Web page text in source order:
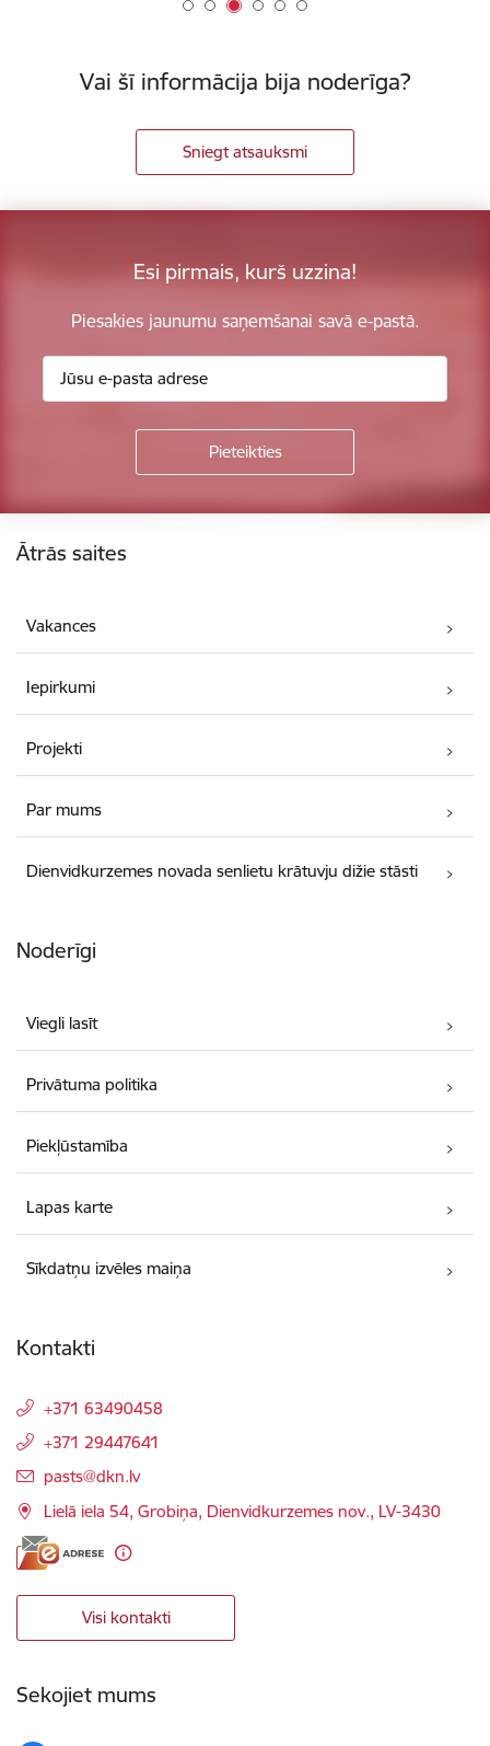
Vai šī informācija bija noderīga?
Sniegt atsauksmi
Esi pirmais, kurš uzzina!
Piesakies jaunumu saņemšanai savā e-pastā.
Ātrās saites
Vakances
Iepirkumi
Projekti
Par mums
Dienvidkurzemes novada senlietu krātuvju dižie stāsti
Noderīgi
Viegli lasīt
Privātuma politika
Piekļūstamība
Lapas karte
Sīkdatņu izvēles maiņa
Kontakti
+371 63490458
+371 29447641
E-pasts:
pasts@dkn.lv
Lielā iela 54, Grobiņa, Dienvidkurzemes nov., LV-3430
Visi kontakti
Sekojiet mums